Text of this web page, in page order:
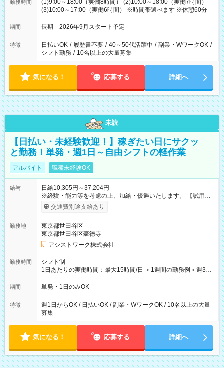
勤務時間
(1)9:00～18:00（実働8時間） (2)10:00～18:00（実働7時間）
(3)10:00～17:00（実働6時間） ※時間帯選べます ※休憩60分
期間 長期 2026年9月スタート予定
特徴 日払いOK / 履歴書不要 / 40～50代活躍中 / 副業・WワークOK /
シフト勤務 / 10名以上の大量募集
気になる！ 応募する 詳細へ
未読
【日払い・未経験歓迎！】稼ぎたい日にサクッ
と勤務！単発・週1日～自由シフトの軽作業
アルバイト 職種未経験OK
給与
日給10,305円～37,204円
※経験・能力等を考慮の上、加給・優遇いたします。 【試用期
間】試用期間なし
交通費別途支給あり
勤務地
東京都世田谷区
東京都世田谷区豪徳寺
アシストワーク株式会社
勤務時間
シフト制
1日あたりの実働時間：最大15時間/日 ＜1週間の勤務例＞週3回
勤務 勤務：月・水・金 休み：火・木・土・日 好きな時にお仕事
可能です！ ※1日あたりの最大実働時間は日勤、夜勤共に勤務し
期間 単発・1日のみOK
特徴
週1日からOK / 日払いOK / 副業・WワークOK / 10名以上の大量
募集
気になる！ 応募する 詳細へ